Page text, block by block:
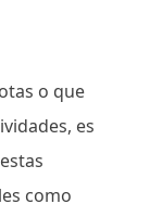
o que
es
como